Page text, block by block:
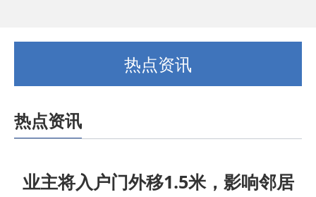
热点资讯
热点资讯
业主将入户门外移1.5米，影响邻居